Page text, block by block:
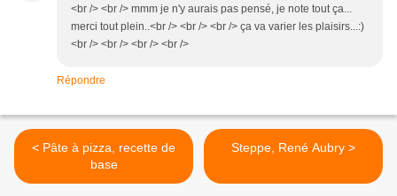
<br /> <br /> mmm je n'y aurais pas pensé, je note tout ça...
merci tout plein..<br /> <br /> <br /> ça va varier les plaisirs...:)
<br /> <br /> <br /> <br />
Répondre
< Pâte à pizza, recette de
base
Steppe, René Aubry >